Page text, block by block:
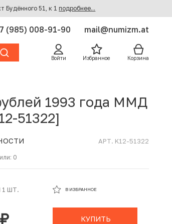
Будённого 51, к 1 подробнее...
(985) 008-91-90 mail@numizm.at
Войти Избранное Корзина
1993 года ММД
51322]
АРТ. K12-51322
0
1 ШТ.
В ИЗБРАННОЕ
КУПИТЬ